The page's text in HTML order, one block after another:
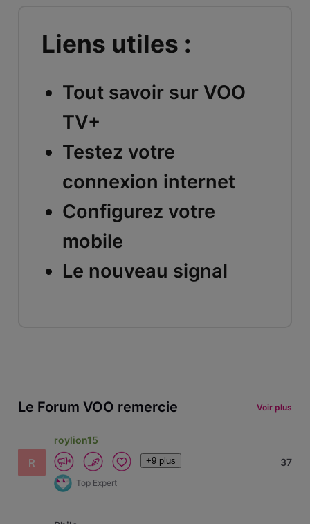
Liens utiles :
Tout savoir sur VOO
TV+
Testez votre
connexion internet
Configurez votre
mobile
Le nouveau signal
Le Forum VOO remercie Voir plus
R
roylion15
+9 plus
Top Expert
37